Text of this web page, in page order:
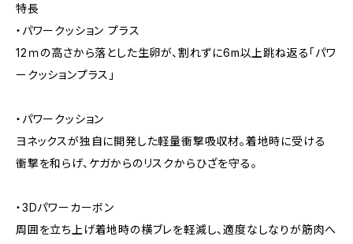
特長
・パワークッション プラス
12ｍの高さから落とした生卵が、割れずに6m以上跳ね返る「パワ
ークッションプラス」
・パワークッション
ヨネックスが独自に開発した軽量衝撃吸収材。着地時に受ける
衝撃を和らげ、ケガからのリスクからひざを守る。
・3Dパワーカーボン
周囲を立ち上げ着地時の横ブレを軽減し、適度なしなりが筋肉へ